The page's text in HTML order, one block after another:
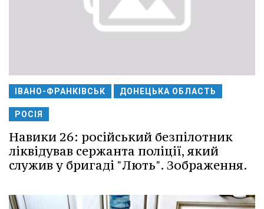
ІВАНО-ФРАНКІВСЬК ДОНЕЦЬКА ОБЛАСТЬ
РОСІЯ
Навики 26: російський безпілотник
ліквідував сержанта поліції, який
служив у бригаді "Лють". Зображення.